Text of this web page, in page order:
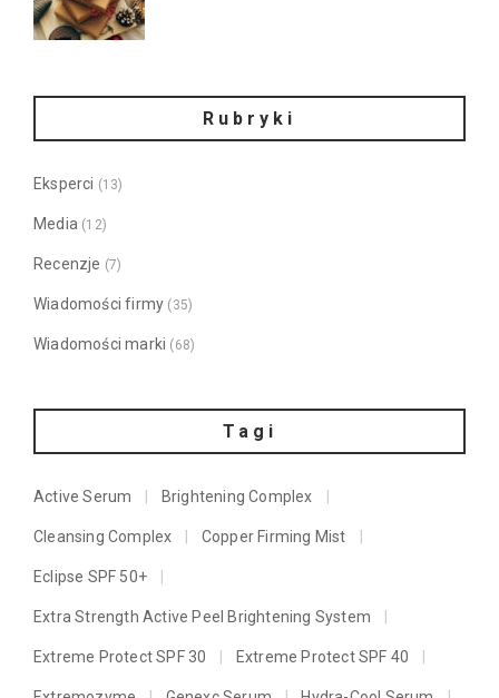
Rubryki
Eksperci (13)
Media (12)
Recenzje (7)
Wiadomości firmy (35)
Wiadomości marki (68)
Tagi
Active Serum Brightening Complex
Cleansing Complex Copper Firming Mist
Eclipse SPF 50+
Extra Strength Active Peel Brightening System
Extreme Protect SPF 30 Extreme Protect SPF 40